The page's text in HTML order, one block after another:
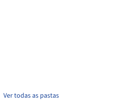
Ver todas as pastas